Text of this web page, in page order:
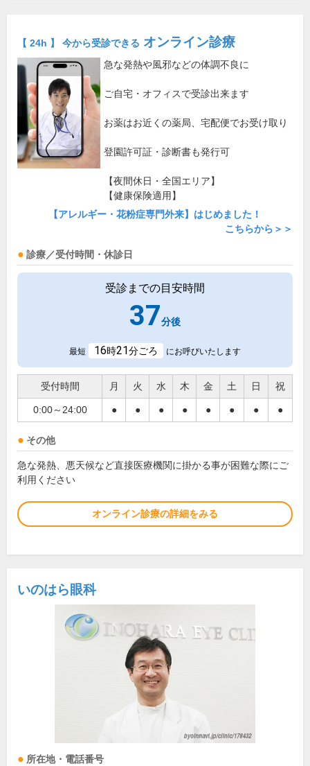
【 24h 】 今から受診できる オンライン診療
急な発熱や風邪などの体調不良に
ご自宅・オフィスで受診出来ます
お薬はお近くの薬局、宅配便でお受け取り
登園許可証・診断書も発行可
【夜間休日・全国エリア】
【健康保険適用】
【アレルギー・花粉症専門外来】はじめました！
こちらから＞＞
診療／受付時間・休診日
受診までの目安時間
37分後
最短 16時21分ごろ にお呼びいたします
受付時間 月 火 水 木 金 土 日 祝
0:00～24:00 ● ● ● ● ● ● ● ●
その他
急な発熱、悪天候など直接医療機関に掛かる事が困難な際にご
利用ください
オンライン診療の詳細をみる
いのはら眼科
所在地・電話番号